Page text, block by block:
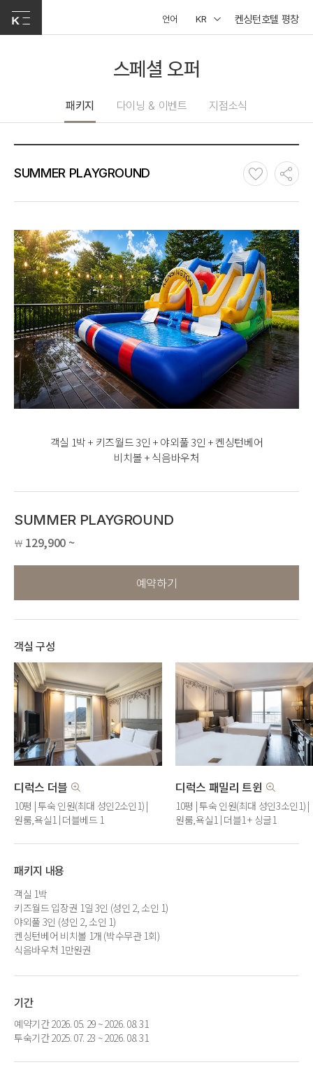
언어 KR 켄싱턴호텔 평창
스페셜 오퍼
패키지 다이닝 & 이벤트 지점소식
SUMMER PLAYGROUND
객실 1박 + 키즈월드 3인 + 야외풀 3인 + 켄싱턴베어
비치볼 + 식음바우처
SUMMER PLAYGROUND
￦ 129,900 ~
예약하기
객실 구성
디럭스 더블
10평 | 투숙 인원(최대 성인2소인1) |
원룸,욕실1 | 더블베드 1
디럭스 패밀리 트윈
10평 | 투숙 인원(최대 성인3소인1) |
원룸,욕실1 | 더블1 + 싱글1
패키지 내용
객실 1박
키즈월드 입장권 1일 3인 (성인 2, 소인 1)
야외풀 3인 (성인 2, 소인 1)
켄싱턴베어 비치볼 1개 (박수무관 1회)
식음바우처 1만원권
기간
예약기간 2026. 05. 29 ~ 2026. 08. 31
투숙기간 2025. 07. 23 ~ 2026. 08. 31